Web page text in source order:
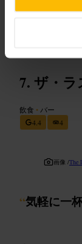
利用ならテーブ
ザ・
飲食 • バー
4.4
4
画像 /The
“気軽に一